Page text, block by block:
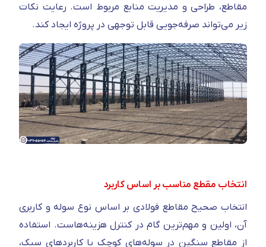
مقاطع، طراحی و مدیریت منابع مربوط است. رعایت نکات
زیر می‌تواند صرفه‌جویی قابل توجهی در پروژه ایجاد کند.
انتخاب مقطع مناسب بر اساس کاربرد
انتخاب صحیح مقاطع فولادی بر اساس نوع سوله و کاربری
آن، اولین و مهم‌ترین گام در کنترل هزینه‌هاست. استفاده
از مقاطع سنگین در سوله‌های کوچک یا کاربردهای سبک،